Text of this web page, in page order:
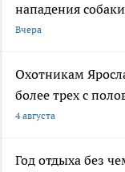
нападения собаки
Вчера
Охотникам
более трех с
4 августа
Год отдыха без